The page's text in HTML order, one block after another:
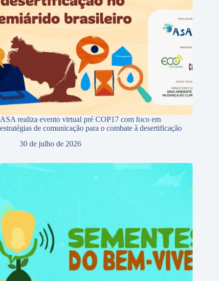
ASA realiza evento virtual pré COP17 com foco em
estratégias de comunicação para o combate à desertificação
30 de julho de 2026